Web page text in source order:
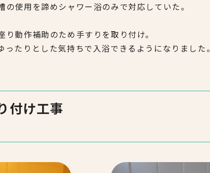
使用を諦めシャワー浴のみで対応していた。
動作補助のため手すりを取り付け。
たりとした気持ちで入浴できるようになりました。
付け工事